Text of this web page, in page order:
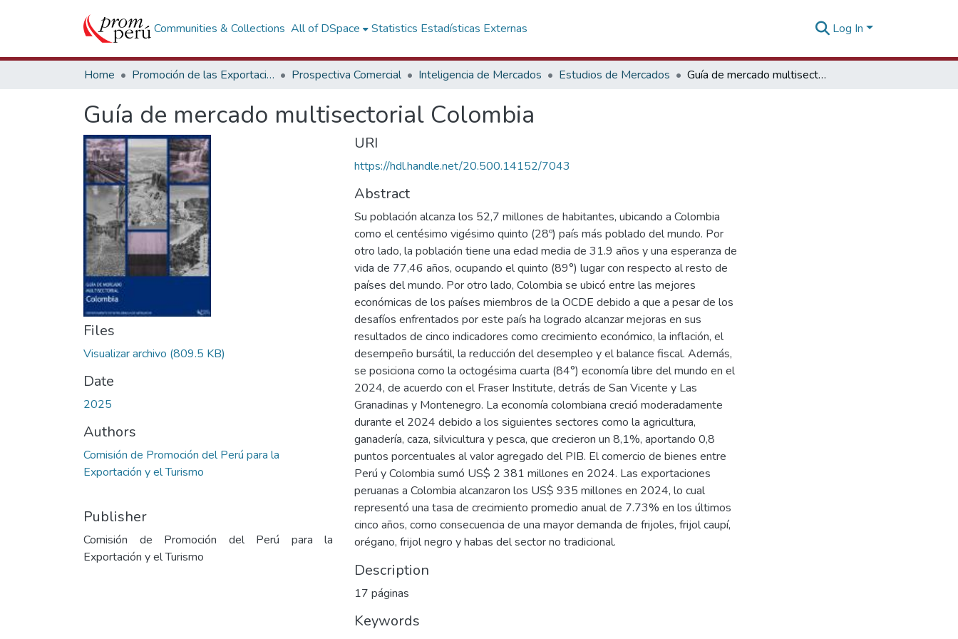
Communities & Collections All of DSpace Statistics Estadísticas Externas Log In
Home Promoción de las Exportaciones Prospectiva Comercial Inteligencia de Mercados Estudios de Mercados Guía de mercado multisectorial Colombia
Guía de mercado multisectorial Colombia
Files
Visualizar archivo (809.5 KB)
Date
2025
Authors
Comisión de Promoción del Perú para la
Exportación y el Turismo
Publisher
Comisión de Promoción del Perú para la
Exportación y el Turismo
URI
https://hdl.handle.net/20.500.14152/7043
Abstract
Su población alcanza los 52,7 millones de habitantes, ubicando a Colombia
como el centésimo vigésimo quinto (28º) país más poblado del mundo. Por
otro lado, la población tiene una edad media de 31.9 años y una esperanza de
vida de 77,46 años, ocupando el quinto (89°) lugar con respecto al resto de
países del mundo. Por otro lado, Colombia se ubicó entre las mejores
económicas de los países miembros de la OCDE debido a que a pesar de los
desafíos enfrentados por este país ha logrado alcanzar mejoras en sus
resultados de cinco indicadores como crecimiento económico, la inflación, el
desempeño bursátil, la reducción del desempleo y el balance fiscal. Además,
se posiciona como la octogésima cuarta (84°) economía libre del mundo en el
2024, de acuerdo con el Fraser Institute, detrás de San Vicente y Las
Granadinas y Montenegro. La economía colombiana creció moderadamente
durante el 2024 debido a los siguientes sectores como la agricultura,
ganadería, caza, silvicultura y pesca, que crecieron un 8,1%, aportando 0,8
puntos porcentuales al valor agregado del PIB. El comercio de bienes entre
Perú y Colombia sumó US$ 2 381 millones en 2024. Las exportaciones
peruanas a Colombia alcanzaron los US$ 935 millones en 2024, lo cual
representó una tasa de crecimiento promedio anual de 7.73% en los últimos
cinco años, como consecuencia de una mayor demanda de frijoles, frijol caupí,
orégano, frijol negro y habas del sector no tradicional.
Description
17 páginas
Keywords